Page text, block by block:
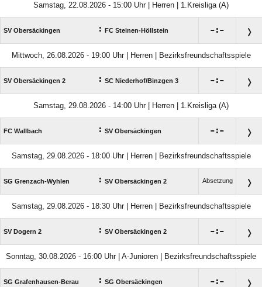
Samstag, 22.08.2026 - 15:00 Uhr | Herren | 1.Kreisliga (A)
SV Obersäckingen : FC Steinen-Höllstein :
Mittwoch, 26.08.2026 - 19:00 Uhr | Herren | Bezirksfreundschaftsspiele
SV Obersäckingen 2 : SC Niederhof/​Binzgen 3 :
Samstag, 29.08.2026 - 14:00 Uhr | Herren | 1.Kreisliga (A)
FC Wallbach : SV Obersäckingen :
Samstag, 29.08.2026 - 18:00 Uhr | Herren | Bezirksfreundschaftsspiele
SG Grenzach-Wyhlen : SV Obersäckingen 2 Absetzung
Samstag, 29.08.2026 - 18:30 Uhr | Herren | Bezirksfreundschaftsspiele
SV Dogern 2 : SV Obersäckingen 2 :
Sonntag, 30.08.2026 - 16:00 Uhr | A-Junioren | Bezirksfreundschaftsspiele
SG Grafenhausen-Berau : SG Obersäckingen :